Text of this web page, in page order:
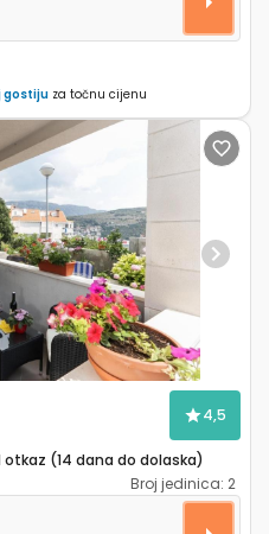
gostijuza točnu cijenu
Next
4,5
otkaz (14 dana do dolaska)
Broj jedinica: 2
A-21248-a